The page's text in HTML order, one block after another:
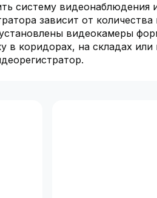
систему
зависит от
видеокамеры
в коридорах, на складах